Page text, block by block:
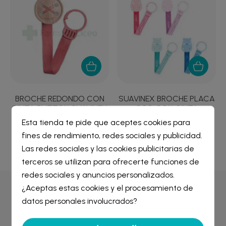
BROCHE REDONDO CON
CINTA BUTTON SUAVINEX
5,16 €
SUAVINEX BROCHE PLACA
OSO CON CINTA
10,36 €
Por qué comprar enFarmacia Liceo
Crear lista de deseos
Nombre de la lista de deseos
Iniciar sesión
Debe iniciar sesión para guardar productos en su lista de
deseos.
Esta tienda te pide que aceptes cookies para
fines de rendimiento, redes sociales y publicidad.
Las redes sociales y las cookies publicitarias de
terceros se utilizan para ofrecerte funciones de
redes sociales y anuncios personalizados.
¿Aceptas estas cookies y el procesamiento de
datos personales involucrados?